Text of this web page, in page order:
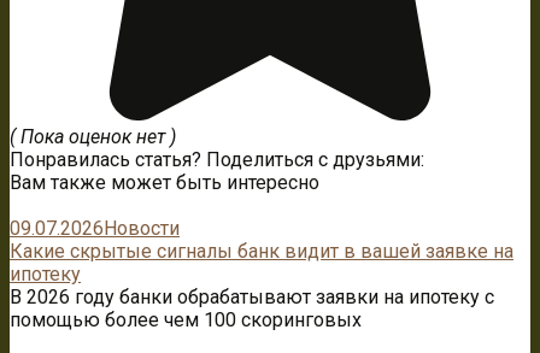
( Пока оценок нет )
Понравилась статья? Поделиться с друзьями:
Вам также может быть интересно
09.07.2026 Новости
Какие скрытые сигналы банк видит в вашей заявке на
ипотеку
В 2026 году банки обрабатывают заявки на ипотеку с
помощью более чем 100 скоринговых